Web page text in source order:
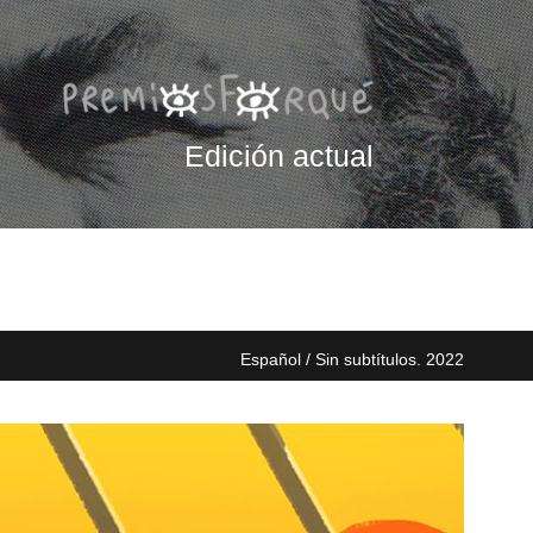
Edición actual
Español / Sin subtítulos. 2022